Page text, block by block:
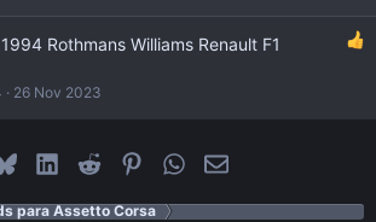
Rothmans Williams Renault F1
26 Nov 2023
BlueskyLinkedInReddit PinterestWhatsApp
Email
para Assetto Corsa